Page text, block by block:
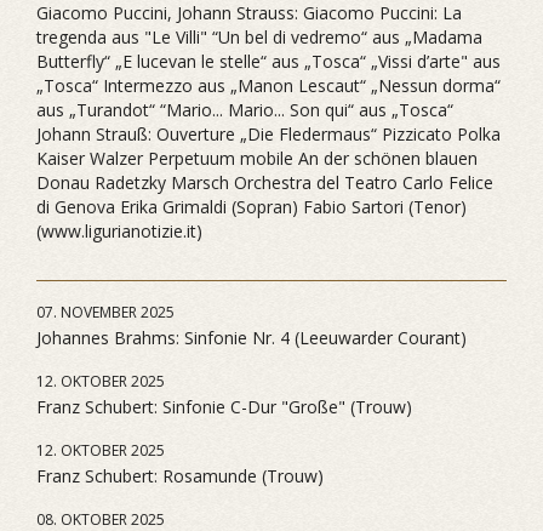
Giacomo Puccini, Johann Strauss: Giacomo Puccini: La
tregenda aus "Le Villi" “Un bel di vedremo“ aus „Madama
Butterfly“ „E lucevan le stelle“ aus „Tosca“ „Vissi d’arte" aus
„Tosca“ Intermezzo aus „Manon Lescaut“ „Nessun dorma“
aus „Turandot“ “Mario... Mario... Son qui“ aus „Tosca“
Johann Strauß: Ouverture „Die Fledermaus“ Pizzicato Polka
Kaiser Walzer Perpetuum mobile An der schönen blauen
Donau Radetzky Marsch Orchestra del Teatro Carlo Felice
di Genova Erika Grimaldi (Sopran) Fabio Sartori (Tenor)
(www.ligurianotizie.it)
07. NOVEMBER 2025
Johannes Brahms: Sinfonie Nr. 4 (Leeuwarder Courant)
12. OKTOBER 2025
Franz Schubert: Sinfonie C-Dur "Große" (Trouw)
12. OKTOBER 2025
Franz Schubert: Rosamunde (Trouw)
08. OKTOBER 2025